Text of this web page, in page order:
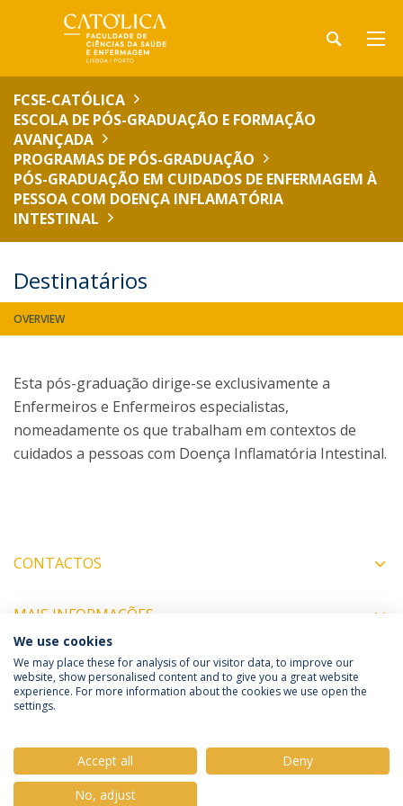
FCSE-CATÓLICA
ESCOLA DE PÓS-GRADUAÇÃO E FORMAÇÃO
AVANÇADA
PROGRAMAS DE PÓS-GRADUAÇÃO
PÓS-GRADUAÇÃO EM CUIDADOS DE ENFERMAGEM À
PESSOA COM DOENÇA INFLAMATÓRIA
INTESTINAL
Destinatários
OVERVIEW
Esta pós-graduação dirige-se exclusivamente a
Enfermeiros e Enfermeiros especialistas,
nomeadamente os que trabalham em contextos de
cuidados a pessoas com Doença Inflamatória Intestinal.
CONTACTOS
MAIS INFORMAÇÕES
Política de Privacidade
Termos e Condições
We use cookies
We may place these for analysis of our visitor data, to improve our
website, show personalised content and to give you a great website
experience. For more information about the cookies we use open the
settings.
Accept all
Deny
No, adjust